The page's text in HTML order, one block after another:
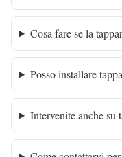
Cosa fare se la
Posso installare
Intervenite anche su